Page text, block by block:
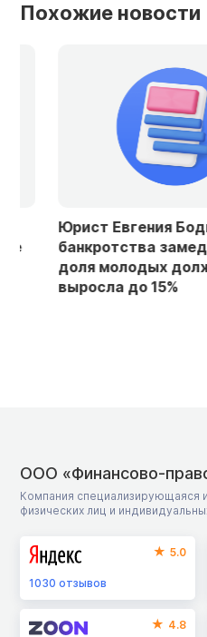
Похожие новости
Юрист Евгения Боднар:
банкротства
доля молодых
выросла до 15%
ООО «Финансово-
Компания специализирующаяся
физических лиц и
5.0
1030 отзывов
4.8